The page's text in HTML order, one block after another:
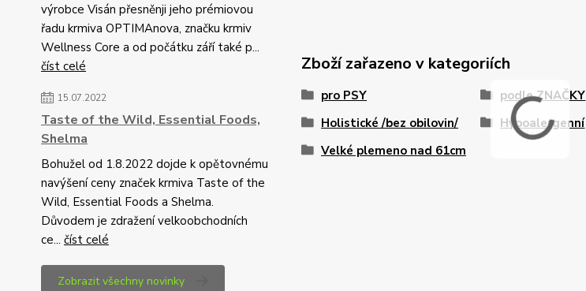
výrobce Visán přesněnji jeho prémiovou
řadu krmiva OPTIMAnova, značku krmiv
Wellness Core a od počátku září také p...
číst celé
15.07.2022
Taste of the Wild, Essential Foods,
Shelma
Bohužel od 1.8.2022 dojde k opětovnému
navýšení ceny značek krmiva Taste of the
Wild, Essential Foods a Shelma.
Důvodem je zdražení velkoobchodních
ce... číst celé
Zobrazit všechny novinky
Zboží zařazeno v kategoriích
pro PSY podle ZNAČKY
Holistické /bez obilovin/
Hypoalergenní
Velké plemeno nad 61cm